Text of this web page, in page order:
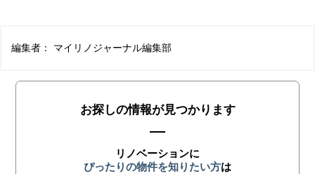
編集者： マイリノジャーナル編集部
お探しの情報が見つかります
リノベーションに
ぴったりの物件を知りたい方は